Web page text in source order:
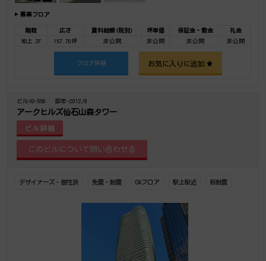
募集フロア
階数 広さ 賃料総額(税別) 坪単価 保証金・敷金
礼金
地上 2F
157.70坪 非公開 非公開 非公開 非公開
フロア詳細 お気に入りに追加
ビルID-559 築年-2012/8
アークヒルズ仙石山森タワー
ビル詳細
デザイナーズ・個性派 免震・耐震 OAフロア 駅上駅近 新耐震